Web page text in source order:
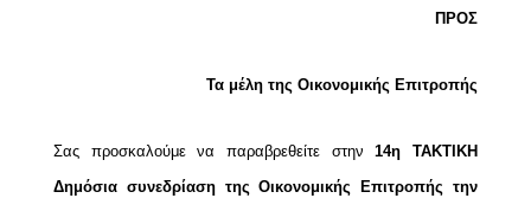
ΠΡΟΣ
Τα μέλη της Οικονομικής Επιτροπής
Σας προσκαλούμε να παραβρεθείτε στην 14η ΤΑΚΤΙΚΗ
Δημόσια συνεδρίαση της Οικονομικής Επιτροπής την